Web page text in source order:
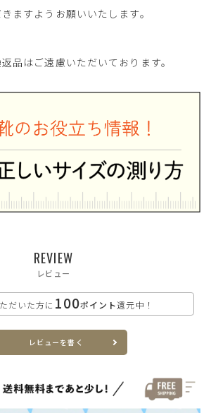
—
—
ますようお願いいたします。
品はご遠慮いただいております。
REVIEW
レビュー
だいた方に 100ポイント還元中！
レビューを書く